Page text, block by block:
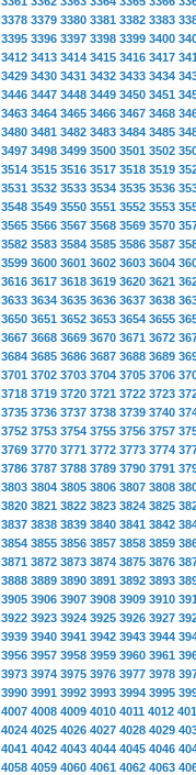
3378 3379 3380 3381 3382 3383
3395 3396 3397 3398 3399 3400
3412 3413 3414 3415 3416 3417
3429 3430 3431 3432 3433 3434
3446 3447 3448 3449 3450 3451
3463 3464 3465 3466 3467 3468
3480 3481 3482 3483 3484 3485
3497 3498 3499 3500 3501 3502
3514 3515 3516 3517 3518 3519
3531 3532 3533 3534 3535 3536
3548 3549 3550 3551 3552 3553
3565 3566 3567 3568 3569 3570
3582 3583 3584 3585 3586 3587
3599 3600 3601 3602 3603 3604
3616 3617 3618 3619 3620 3621
3633 3634 3635 3636 3637 3638
3650 3651 3652 3653 3654 3655
3667 3668 3669 3670 3671 3672
3684 3685 3686 3687 3688 3689
3701 3702 3703 3704 3705 3706
3718 3719 3720 3721 3722 3723
3735 3736 3737 3738 3739 3740
3752 3753 3754 3755 3756 3757
3769 3770 3771 3772 3773 3774
3786 3787 3788 3789 3790 3791
3803 3804 3805 3806 3807 3808
3820 3821 3822 3823 3824 3825
3837 3838 3839 3840 3841 3842
3854 3855 3856 3857 3858 3859
3871 3872 3873 3874 3875 3876
3888 3889 3890 3891 3892 3893
3905 3906 3907 3908 3909 3910
3922 3923 3924 3925 3926 3927
3939 3940 3941 3942 3943 3944
3956 3957 3958 3959 3960 3961
3973 3974 3975 3976 3977 3978
3990 3991 3992 3993 3994 3995
4007 4008 4009 4010 4011 4012
4024 4025 4026 4027 4028 4029
4041 4042 4043 4044 4045 4046
4058 4059 4060 4061 4062 4063